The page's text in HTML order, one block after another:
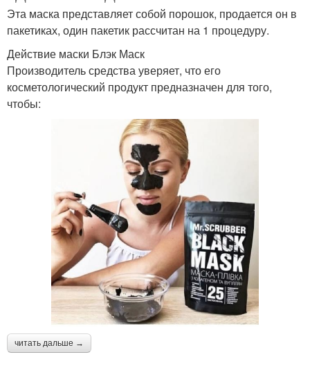
Эта маска представляет собой порошок, продается он в
пакетиках, один пакетик рассчитан на 1 процедуру.
Действие маски Блэк Маск
Производитель средства уверяет, что его
косметологический продукт предназначен для того,
чтобы:
читать дальше →